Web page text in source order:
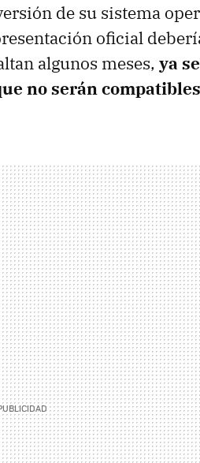
de su sistema
oficial
algunos meses, ya
no serán compatibles